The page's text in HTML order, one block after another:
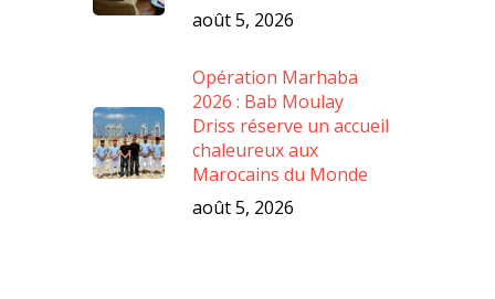
août 5, 2026
Opération Marhaba
2026 : Bab Moulay
Driss réserve un accueil
chaleureux aux
Marocains du Monde
août 5, 2026